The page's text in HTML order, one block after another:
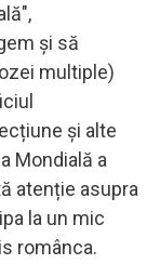
și să
multiple)
și alte
Mondială a
atenție asupra
la un mic
românca.